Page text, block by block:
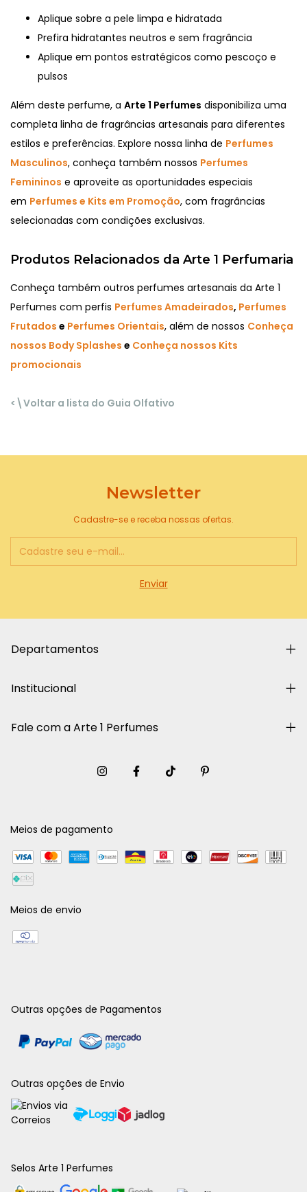
Aplique sobre a pele limpa e hidratada
Prefira hidratantes neutros e sem fragrância
Aplique em pontos estratégicos como pescoço e
pulsos
Além deste perfume, a Arte 1 Perfumes disponibiliza uma
completa linha de fragrâncias artesanais para diferentes
estilos e preferências. Explore nossa linha de Perfumes
Masculinos, conheça também nossos Perfumes
Femininos e aproveite as oportunidades especiais
em Perfumes e Kits em Promoção, com fragrâncias
selecionadas com condições exclusivas.
Produtos Relacionados da Arte 1 Perfumaria
Conheça também outros perfumes artesanais da Arte 1
Perfumes com perfis Perfumes Amadeirados, Perfumes
Frutados e Perfumes Orientais, além de nossos Conheça
nossos Body Splashes e Conheça nossos Kits
promocionais
<\Voltar a lista do Guia Olfativo
Newsletter
Cadastre-se e receba nossas ofertas.
Departamentos
Institucional
Fale com a Arte 1 Perfumes
Meios de pagamento
Meios de envio
Outras opções de Pagamentos
Outras opções de Envio
Selos Arte 1 Perfumes